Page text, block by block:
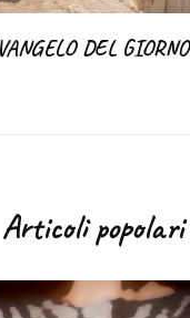
VANGELO DEL GIORNO
Articoli popolari